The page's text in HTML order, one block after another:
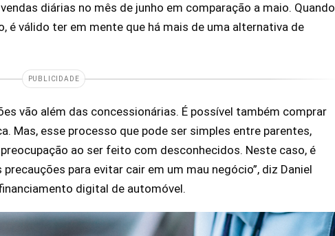
diárias no mês de junho em comparação a maio. Quando
é válido ter em mente que há mais de uma alternativa de
PUBLICIDADE
vão além das concessionárias. É possível também comprar
Mas, esse processo que pode ser simples entre parentes,
ao ser feito com desconhecidos. Neste caso, é
para evitar cair em um mau negócio”, diz Daniel
digital de automóvel.